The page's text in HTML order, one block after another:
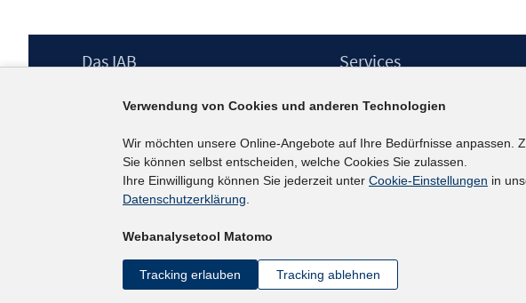
Footer
Das IAB
Berufsforschung (IAB) – unser Leitbild
Institutsleitung
Graduiertenprogramm
Befragungen
Projekte
Services
IAB-Newsletter
Kontakt
Verwendung von Cookies und anderen Technologien
Wir möchten unsere Online-Angebote auf Ihre Bedürfnisse anpassen.
Sie können selbst entscheiden, welche Cookies Sie zulassen.
Ihre Einwilligung können Sie jederzeit unter Cookie-Einstellungen in
Datenschutzerklärung.
Webanalysetool Matomo
Tracking erlauben Tracking ablehnen